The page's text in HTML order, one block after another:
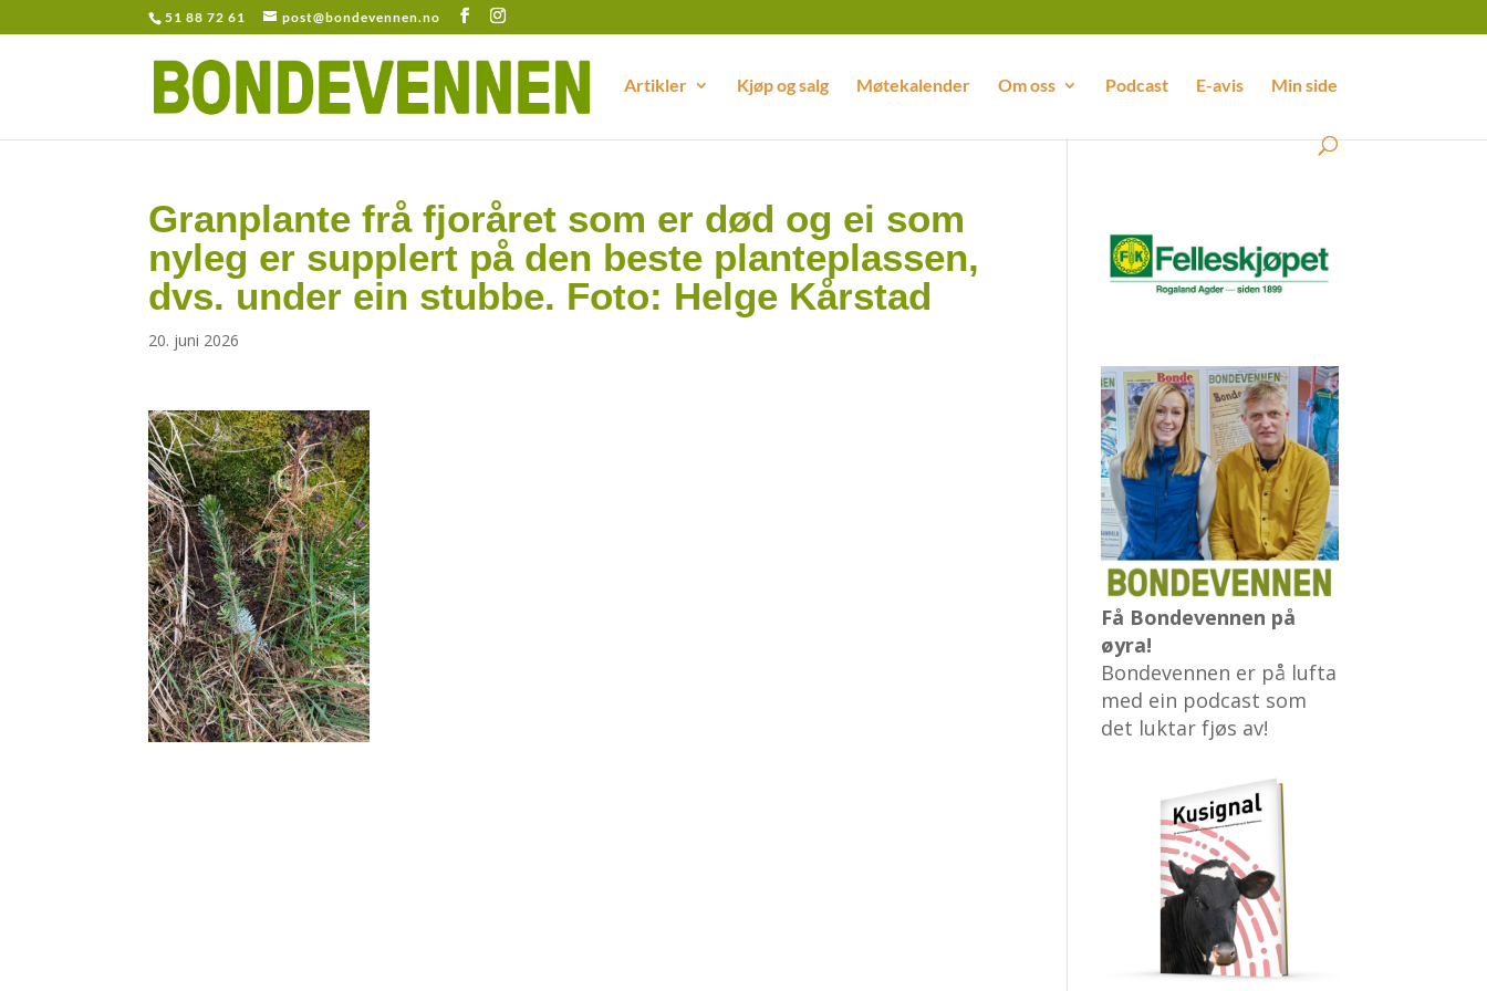
51 88 72 61 post@bondevennen.no
Artikler Kjøp og salg Møtekalender Om oss Podcast E-avis Min side
Granplante frå fjoråret som er død og ei som
nyleg er supplert på den beste planteplassen,
dvs. under ein stubbe. Foto: Helge Kårstad
20. juni 2026
Få Bondevennen på
øyra!
Bondevennen er på lufta
med ein podcast som
det luktar fjøs av!